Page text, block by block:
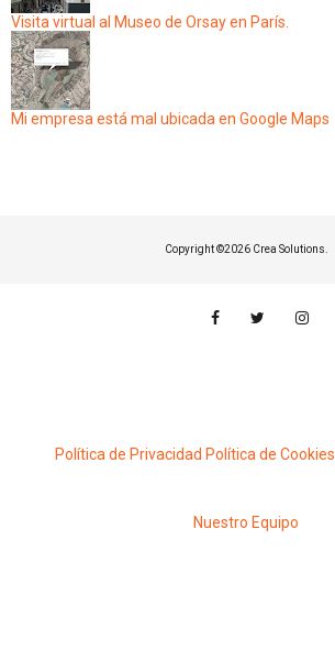
Visita virtual al Museo de Orsay en París.
Mi empresa está mal ubicada en Google Maps
Copyright ©2026 Crea Solutions.
Política de Privacidad Política de Cookies
Nuestro Equipo